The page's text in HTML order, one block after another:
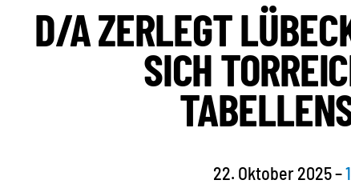
D/A ZERLEGT
ICH
22. Oktober 2025–